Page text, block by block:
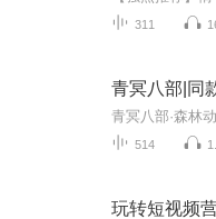
311
青冥八部|同
514
玩转短视频